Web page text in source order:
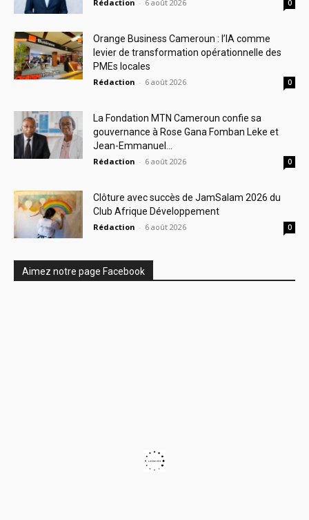
Rédaction - 6 août 2026 0
Orange Business Cameroun : l’IA comme
levier de transformation opérationnelle des
PMEs locales
Rédaction - 6 août 2026 0
La Fondation MTN Cameroun confie sa
gouvernance à Rose Gana Fomban Leke et
Jean-Emmanuel...
Rédaction - 6 août 2026 0
Clôture avec succès de JamSalam 2026 du
Club Afrique Développement
Rédaction - 6 août 2026 0
Aimez notre page Facebook